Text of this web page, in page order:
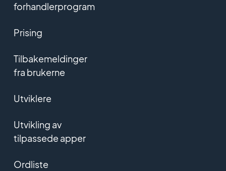
forhandlerprogram
Prising
Tilbakemeldinger
fra brukerne
Utviklere
Utvikling av
tilpassede apper
Ordliste